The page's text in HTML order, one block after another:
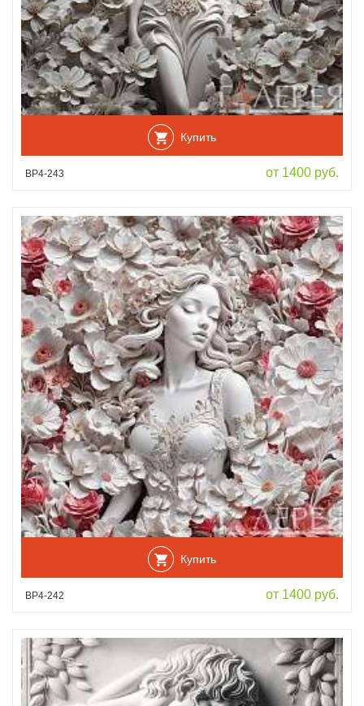
Купить
ВР4-243 от 1400 руб.
Купить
ВР4-242 от 1400 руб.